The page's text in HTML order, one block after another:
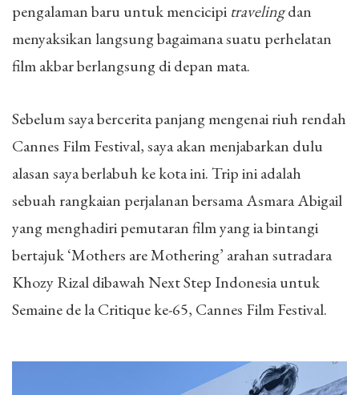
pengalaman baru untuk mencicipi travelingdan
menyaksikan langsung bagaimana suatu perhelatan
film akbar berlangsung di depan mata.
Sebelum saya bercerita panjang mengenai riuh rendah
Cannes Film Festival, saya akan menjabarkan dulu
alasan saya berlabuh ke kota ini. Trip ini adalah
sebuah rangkaian perjalanan bersama Asmara Abigail
yang menghadiri pemutaran film yang ia bintangi
bertajuk ‘Mothers are Mothering’ arahan sutradara
Khozy Rizal dibawah Next Step Indonesia untuk
Semaine de la Critique ke-65, Cannes Film Festival.